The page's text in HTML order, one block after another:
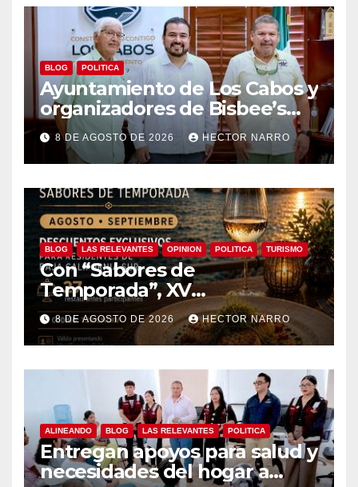
BLOG POLITICA
Ayuntamiento de Los Cabos y
organizadores de Bisbee’s
coordinan acciones para
edición 2026
8 DE AGOSTO DE 2026 HECTOR NARRO
BLOG LAS RELEVANTES OPINION POLITICA TURISMO
Con “Sabores de
Temporada”, XV
Ayuntamiento de Los Cabos y
Canirac impulsan consumo
local con beneficios para
residentes de BCS
8 DE AGOSTO DE 2026 HECTOR NARRO
ALINEANDO BLOG LAS RELEVANTES POLITICA
Entregan apoyos para salud y
necesidades del hogar a